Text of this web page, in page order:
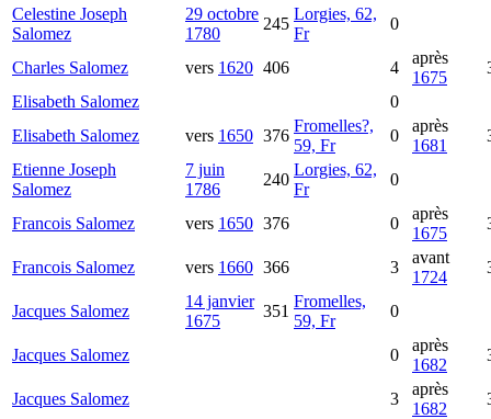
Celestine Joseph
Salomez
29 octobre
1780
245
Lorgies, 62,
Fr
0
Charles Salomez vers 1620 406 4
après
1675
Elisabeth Salomez
0
Elisabeth Salomez vers 1650 376
Fromelles?,
59, Fr
0
après
1681
Etienne Joseph
Salomez
7 juin
1786
240
Lorgies, 62,
Fr
0
Francois Salomez vers 1650 376 0
après
1675
Francois Salomez vers 1660 366 3
avant
1724
Jacques Salomez
14 janvier
1675
351
Fromelles,
59, Fr
0
Jacques Salomez 0
après
1682
Jacques Salomez 3
après
1682